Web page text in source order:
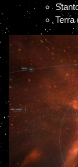
Terra